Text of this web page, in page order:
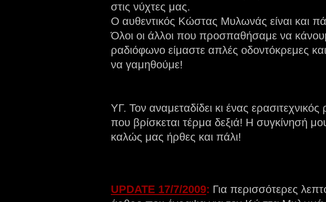
στις νύχτες μας.
Ο αυθεντικός Κώστας Μυλωνάς είναι και
Όλοι οι άλλοι που προσπαθήσαμε να
ραδιόφωνο είμαστε απλές οδοντόκρεμες
να γαμηθούμε!
ΥΓ. Τον αναμεταδίδει κι ένας
που βρίσκεται τέρμα δεξιά! Η συγκίνησή
καλώς μας ήρθες και πάλι!
UPDATE 17/7/2009: Για περισσότερες